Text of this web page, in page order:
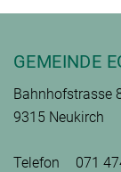
GEMEINDE
Bahnhofstrasse
9315 Neukirch
Telefon
071